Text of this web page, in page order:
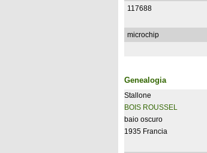
117688
microchip
Genealogia
Stallone
BOIS ROUSSEL
baio oscuro
1935 Francia